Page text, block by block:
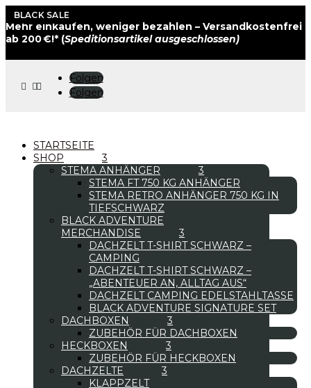
Mehr einkaufen, weniger bezahlen – Versandkostenfrei
ab 200 €!* (Speditionsartikel ausgeschlossen)
 
Folgen
Folgen
STARTSEITE
SHOP
STEMA ANHÄNGER
STEMA FT 750 KG ANHÄNGER
STEMA RETRO ANHÄNGER 750 KG IN
TIEFSCHWARZ
BLACK ADVENTURE
MERCHANDISE
DACHZELT T-SHIRT SCHWARZ –
CAMPING
DACHZELT T-SHIRT SCHWARZ –
„ABENTEUER AN, ALLTAG AUS“
DACHZELT CAMPING EDELSTAHLTASSE
BLACK ADVENTURE SIGNATURE SET
DACHBOXEN
ZUBEHÖR FÜR DACHBOXEN
HECKBOXEN
ZUBEHÖR FÜR HECKBOXEN
DACHZELTE
KLAPPZELT
BLACK SALE